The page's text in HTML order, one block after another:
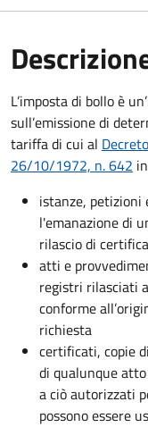
L’imposta di bollo è
sull’emissione di
tariffa di cui al
26/10/1972, n. 642
istanze,
l'emanazione di
rilascio di
atti e
registri rilasciati
conforme
richiesta
certificati, copie
di qualunque
a ciò autorizzati
possono essere